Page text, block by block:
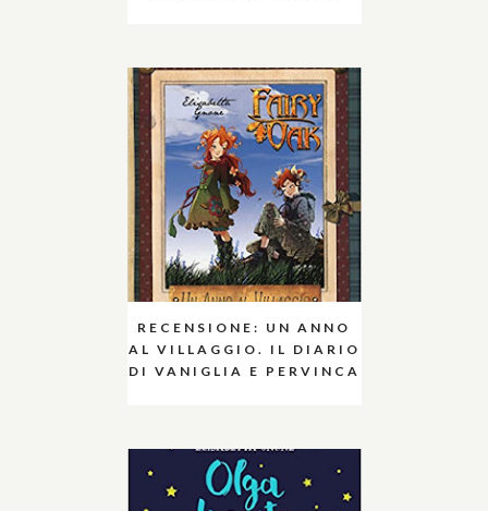
RECENSIONE: UN ANNO
AL VILLAGGIO. IL DIARIO
DI VANIGLIA E PERVINCA